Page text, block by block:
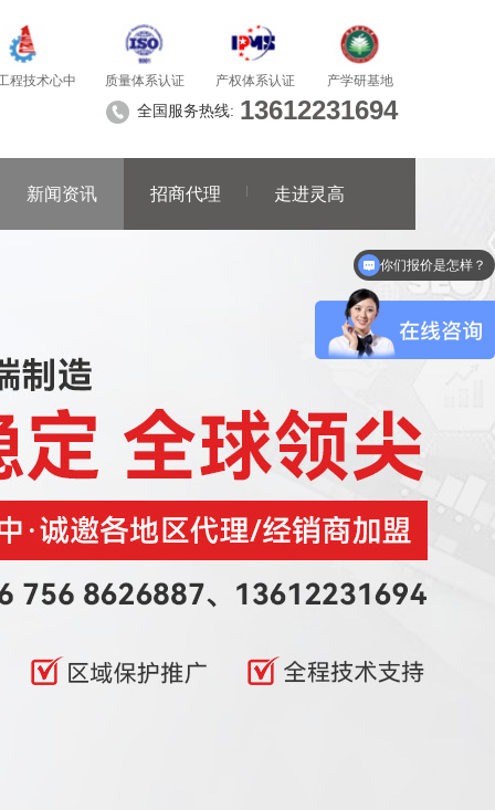
程技术心中 质量体系认证 产权体系认证 产学研基地
全国服务热线: 13612231694
新闻资讯 招商代理 走进灵高
你们报价是怎样？